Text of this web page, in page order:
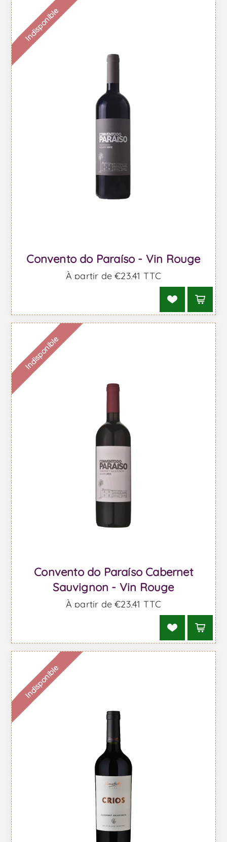
Indisponible
Convento do Paraíso - Vin Rouge
À partir de €23,41 TTC
Indisponible
Convento do Paraíso Cabernet
Sauvignon - Vin Rouge
À partir de €23,41 TTC
Indisponible